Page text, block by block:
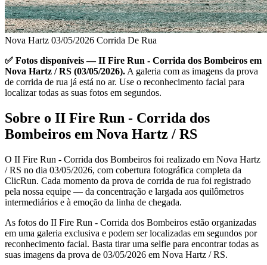
Nova Hartz 03/05/2026 Corrida De Rua
✅ Fotos disponíveis — II Fire Run - Corrida dos Bombeiros em
Nova Hartz / RS (03/05/2026). A galeria com as imagens da prova
de corrida de rua já está no ar. Use o reconhecimento facial para
localizar todas as suas fotos em segundos.
Sobre o II Fire Run - Corrida dos
Bombeiros em Nova Hartz / RS
O II Fire Run - Corrida dos Bombeiros foi realizado em Nova Hartz
/ RS no dia 03/05/2026, com cobertura fotográfica completa da
ClicRun. Cada momento da prova de corrida de rua foi registrado
pela nossa equipe — da concentração e largada aos quilômetros
intermediários e à emoção da linha de chegada.
As fotos do II Fire Run - Corrida dos Bombeiros estão organizadas
em uma galeria exclusiva e podem ser localizadas em segundos por
reconhecimento facial. Basta tirar uma selfie para encontrar todas as
suas imagens da prova de 03/05/2026 em Nova Hartz / RS.